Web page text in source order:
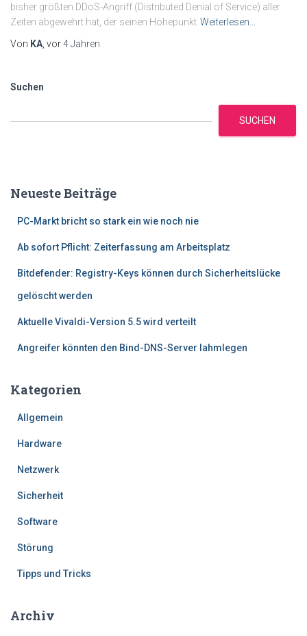
bisher größten DDoS-Angriff (Distributed Denial of Service) aller
Zeiten abgewehrt hat, der seinen Höhepunkt Weiterlesen…
Von KA , vor4 Jahren
Suchen
SUCHEN
Neueste Beiträge
PC-Markt bricht so stark ein wie noch nie
Ab sofort Pflicht: Zeiterfassung am Arbeitsplatz
Bitdefender: Registry-Keys können durch Sicherheitslücke
gelöscht werden
Aktuelle Vivaldi-Version 5.5 wird verteilt
Angreifer könnten den Bind-DNS-Server lahmlegen
Kategorien
Allgemein
Hardware
Netzwerk
Sicherheit
Software
Störung
Tipps und Tricks
Archiv